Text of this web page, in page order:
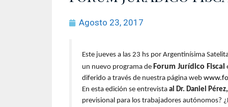
Agosto 23, 2017
Este jueves a las 23 hs por Argentinísima
un nuevo programa de Forum Jurídico Fiscal
diferido a través de nuestra página web
En esta edición se entrevista al Dr. Daniel Pérez,
previsional para los trabajadores autónomos?